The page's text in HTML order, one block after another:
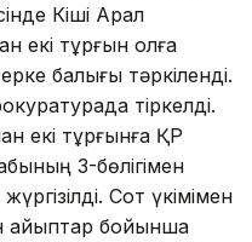
Кіші Арал
екі тұрғын қолға
балығы тәркіленді.
тіркелді.
екі тұрғынға ҚР
3-бөлігімен
Сот үкімімен
айыптар бойынша